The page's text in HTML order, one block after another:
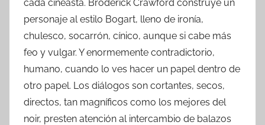
cada cineasta. Broderick Crawford construye un
personaje al estilo Bogart, lleno de ironía,
chulesco, socarrón, cínico, aunque si cabe más
feo y vulgar. Y enormemente contradictorio,
humano, cuando lo ves hacer un papel dentro de
otro papel. Los diálogos son cortantes, secos,
directos, tan magníficos como los mejores del
noir, presten atención al intercambio de balazos